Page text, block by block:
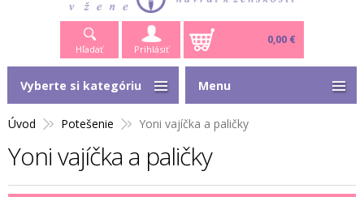
Hľadať Prihlásiť
0,00 €
Úvod Potešenie Yoni vajíčka a paličky
Yoni vajíčka a paličky
Vyberte si kategóriu Menu